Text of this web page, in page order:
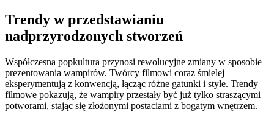
Trendy w przedstawianiu
nadprzyrodzonych stworzeń
Współczesna popkultura przynosi rewolucyjne zmiany w sposobie
prezentowania wampirów. Twórcy filmowi coraz śmielej
eksperymentują z konwencją, łącząc różne gatunki i style. Trendy
filmowe pokazują, że wampiry przestały być już tylko straszącymi
potworami, stając się złożonymi postaciami z bogatym wnętrzem.